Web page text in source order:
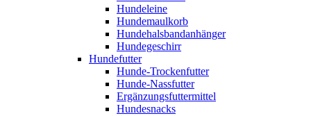
Hundeleine
Hundemaulkorb
Hundehalsbandanhänger
Hundegeschirr
Hundefutter
Hunde-Trockenfutter
Hunde-Nassfutter
Ergänzungsfuttermittel
Hundesnacks